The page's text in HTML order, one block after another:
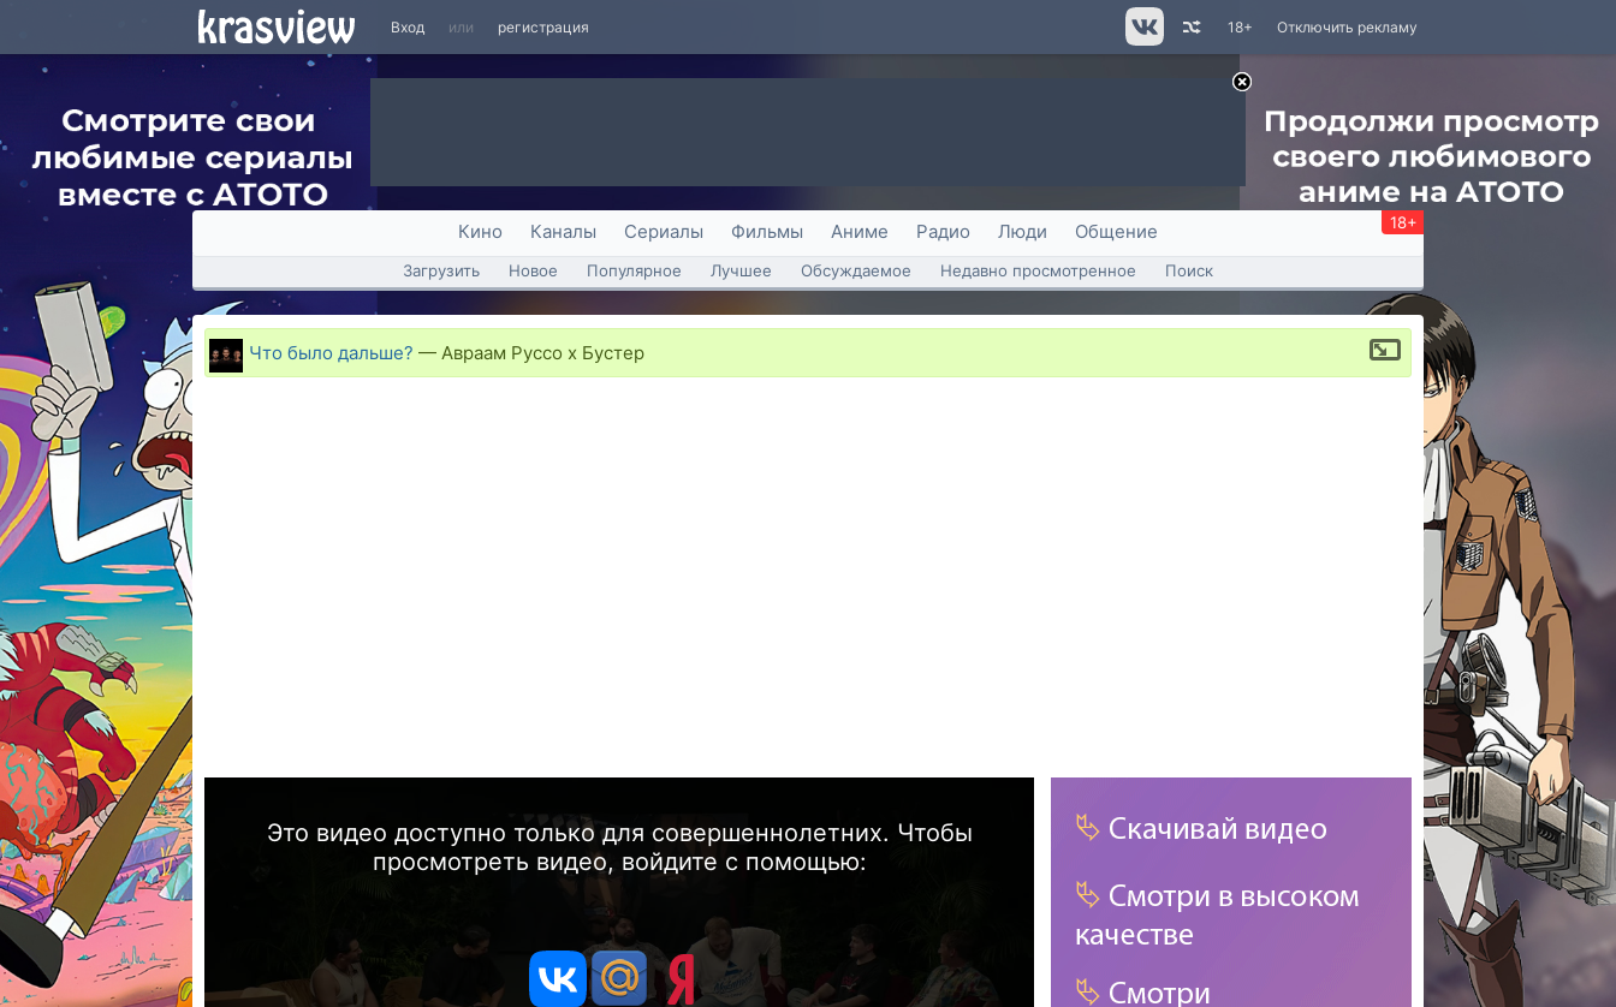
Вход или регистрация Отключить рекламу
18+
Кино Каналы Сериалы Фильмы Аниме Радио Люди Общение 18+
Загрузить Новое Популярное Лучшее Обсуждаемое Недавно просмотренное Поиск
Что было дальше? — Авраам Руссо х Бустер
Это видео доступно только для совершеннолетних. Чтобы
просмотреть видео, войдите с помощью: